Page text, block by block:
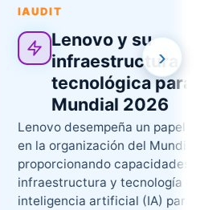
IAUDIT
Lenovo y su
infraestructura
tecnológica para el
Mundial 2026
Lenovo desempeña un papel
en la organización del Mundial
proporcionando capacidades,
infraestructura y tecnología de
inteligencia artificial (IA) para
›